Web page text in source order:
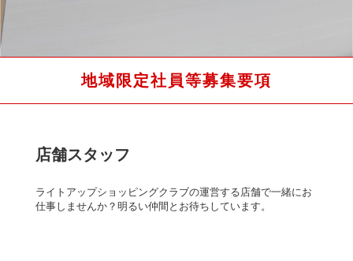
地域限定社員等募集要項
店舗スタッフ
ライトアップショッピングクラブの運営する店舗で一緒にお
仕事しませんか？明るい仲間とお待ちしています。